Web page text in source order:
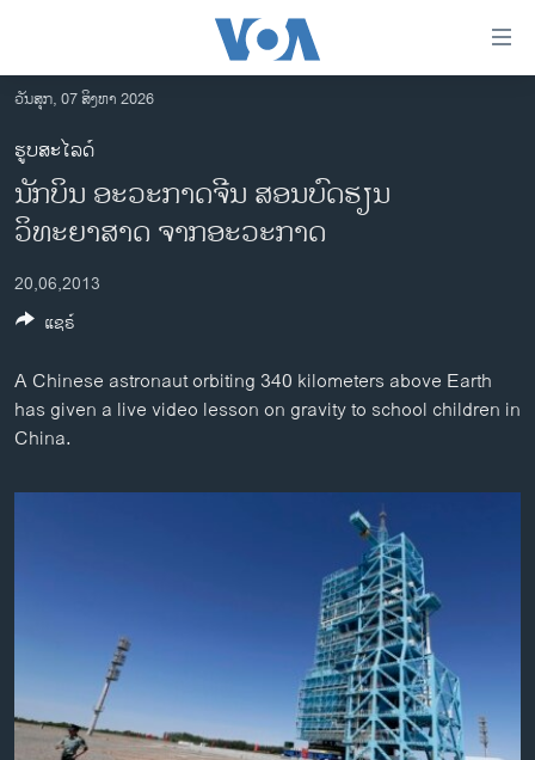
ເຂົ້າ
ຫາ
ຂ້າມ
ຂ້າມ
ຂ້າມ
ໄປ
ຫາ
ຊອກ
ລາວ
ອາເມຣິກາ
ຂ່າວ​ຈີນ
ເອເຊຍ
ອິດສະຫຼະພາບດ້ານການຂ່າວ
ສຽງ
ວັນສຸກ, 07 ສິງຫາ 2026
ຮູບສະໄລດ໌
ນັກບິນ ອະວະກາດຈີນ ສອນບົດຮຽນ
ວິທະຍາສາດ ຈາກອະວະກາດ
20,06,2013
A Chinese astronaut orbiting 340 kilometers above Earth
has given a live video lesson on gravity to school children in
China.
ແຊຣ໌